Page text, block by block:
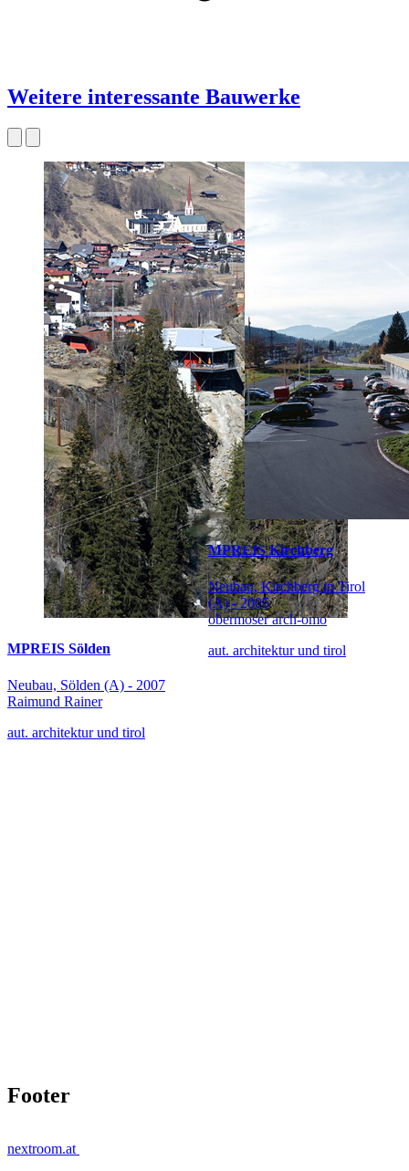
Weitere interessante Bauwerke
MPREIS Sölden
Neubau, Sölden (A) - 2007
Raimund Rainer
aut. architektur und tirol
MPREIS Kirchberg
Neubau, Kirchberg in Tirol
(A) - 2005
obermoser arch-omo
aut. architektur und tirol
Footer
nextroom.at